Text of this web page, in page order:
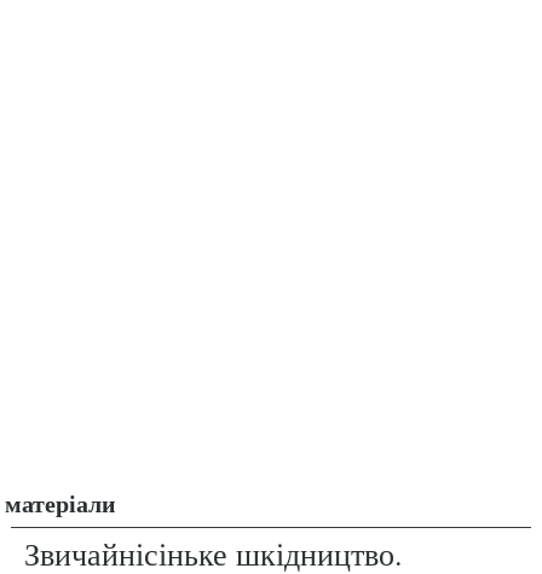
матеріали
Звичайнісіньке шкідництво.